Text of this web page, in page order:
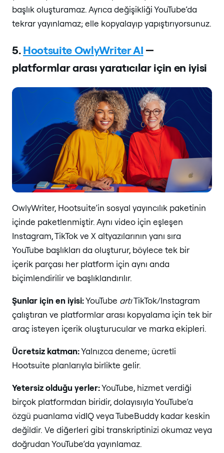
başlık oluşturamaz. Ayrıca değişikliği YouTube’da
tekrar yayınlamaz; elle kopyalayıp yapıştırıyorsunuz.
5.Hootsuite OwlyWriter AI —
platformlar arası yaratıcılar için en iyisi
OwlyWriter, Hootsuite’in sosyal yayıncılık paketinin
içinde paketlenmiştir. Aynı video için eşleşen
Instagram, TikTok ve X altyazılarının yanı sıra
YouTube başlıkları da oluşturur, böylece tek bir
içerik parçası her platform için aynı anda
biçimlendirilir ve başlıklandırılır.
Şunlar için en iyisi:YouTube artıTikTok/Instagram
çalıştıran ve platformlar arası kopyalama için tek bir
araç isteyen içerik oluşturucular ve marka ekipleri.
Ücretsiz katman:Yalnızca deneme; ücretli
Hootsuite planlarıyla birlikte gelir.
Yetersiz olduğu yerler:YouTube, hizmet verdiği
birçok platformdan biridir, dolayısıyla YouTube’a
özgü puanlama vidIQ veya TubeBuddy kadar keskin
değildir. Ve diğerleri gibi transkriptinizi okumaz veya
doğrudan YouTube’da yayınlamaz.